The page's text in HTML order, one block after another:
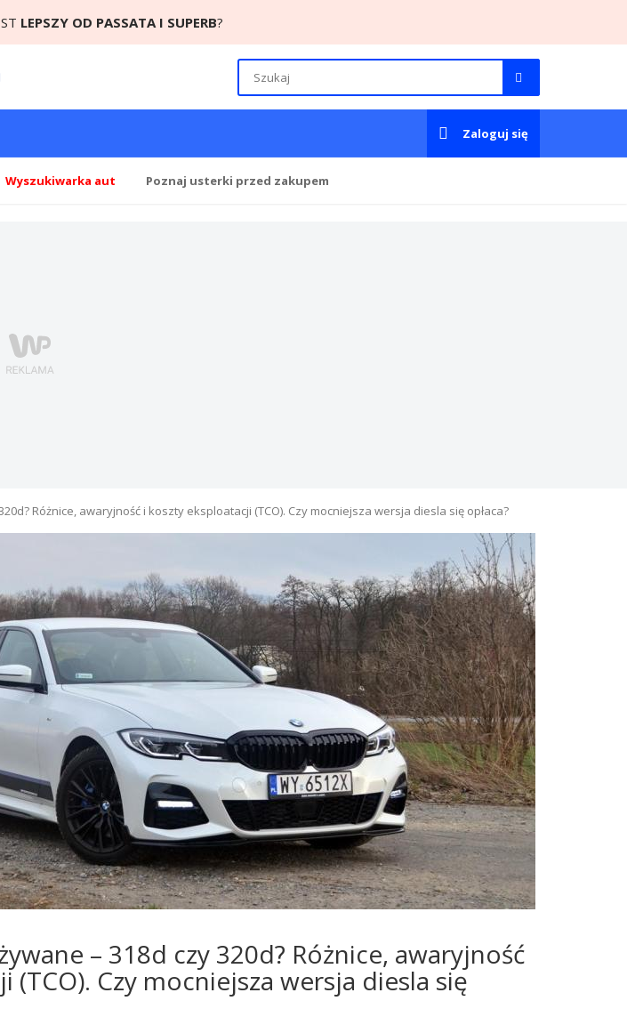
LEPSZY OD PASSATA I SUPERB?
Zaloguj się
Wyszukiwarka aut Poznaj usterki przed zakupem
Różnice, awaryjność i koszty eksploatacji (TCO). Czy mocniejsza wersja diesla się opłaca?
– 318d czy 320d? Różnice, awaryjność
(TCO). Czy mocniejsza wersja diesla się